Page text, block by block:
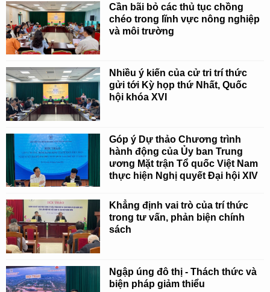
Cần bãi bỏ các thủ tục chồng
chéo trong lĩnh vực nông nghiệp
và môi trường
Nhiều ý kiến của cử tri trí thức
gửi tới Kỳ họp thứ Nhất, Quốc
hội khóa XVI
Góp ý Dự thảo Chương trình
hành động của Ủy ban Trung
ương Mặt trận Tổ quốc Việt Nam
thực hiện Nghị quyết Đại hội XIV
Khẳng định vai trò của trí thức
trong tư vấn, phản biện chính
sách
Ngập úng đô thị - Thách thức và
biện pháp giảm thiểu